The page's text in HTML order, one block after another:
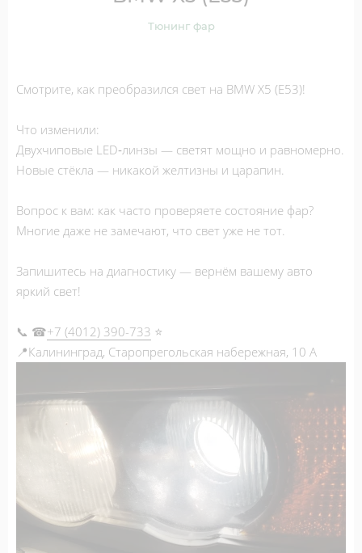
Тюнинг фар
Смотрите, как преобразился свет на BMW X5 (E53)!
Что изменили:
Двухчиповые LED‑линзы — светят мощно и равномерно.
Новые стёкла — никакой желтизны и царапин.
Вопрос к вам: как часто проверяете состояние фар?
Многие даже не замечают, что свет уже не тот.
Запишитесь на диагностику — вернём вашему авто
яркий свет!
📞 ☎+7 (4012) 390-733 ⭐
📍Калининград, Старопрегольская набережная, 10 А